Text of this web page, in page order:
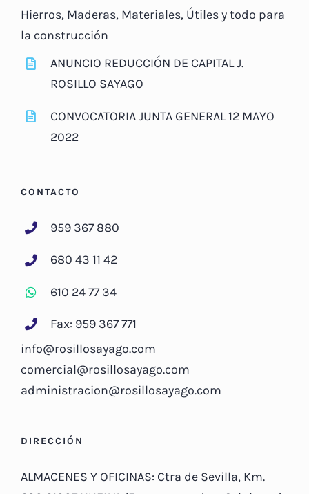
Hierros, Maderas, Materiales, Útiles y todo para
la construcción
ANUNCIO REDUCCIÓN DE CAPITAL J.
ROSILLO SAYAGO
CONVOCATORIA JUNTA GENERAL 12 MAYO
2022
CONTACTO
959 367 880
680 43 11 42
610 24 77 34
Fax: 959 367 771
info@rosillosayago.com
comercial@rosillosayago.com
administracion@rosillosayago.com
DIRECCIÓN
ALMACENES Y OFICINAS: Ctra de Sevilla, Km.